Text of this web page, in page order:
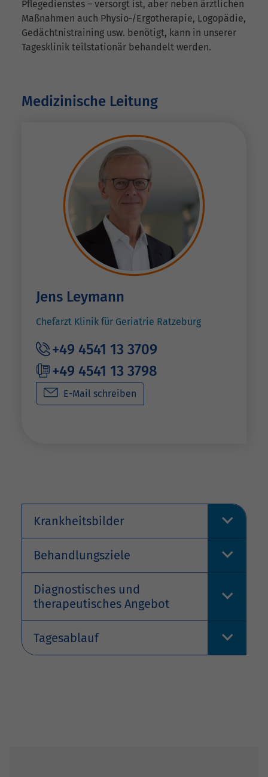
Pflegedienstes – versorgt ist, aber neben ärztlichen
Maßnahmen auch Physio-/Ergotherapie, Logopädie,
Gedächtnistraining usw. benötigt, kann in unserer
Tagesklinik teilstationär behandelt werden.
Medizinische Leitung
Jens Leymann
Chefarzt Klinik für Geriatrie Ratzeburg
+49 4541 13 3709
+49 4541 13 3798
E-Mail schreiben
Krankheitsbilder
Behandlungsziele
Diagnostisches und
therapeutisches Angebot
Tagesablauf